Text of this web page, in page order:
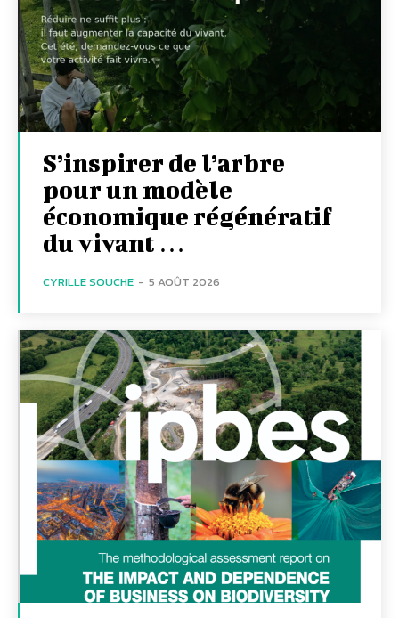
S’inspirer de l’arbre
pour un modèle
économique régénératif
du vivant …
CYRILLE SOUCHE - 5 AOÛT 2026